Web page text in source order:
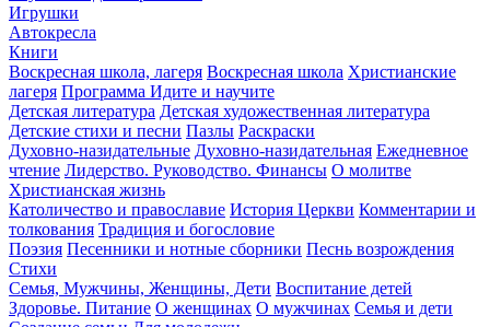
Игрушки
Автокресла
Книги
Воскресная школа, лагеря Воскресная школа Христианские
лагеря Программа Идите и научите
Детская литература Детская художественная литература
Детские стихи и песни Пазлы Раскраски
Духовно-назидательные Духовно-назидательная Ежедневное
чтение Лидерство. Руководство. Финансы О молитве
Христианская жизнь
Католичество и православие История Церкви Комментарии и
толкования Традиция и богословие
Поэзия Песенники и нотные сборники Песнь возрождения
Стихи
Семья, Мужчины, Женщины, Дети Воспитание детей
Здоровье. Питание О женщинах О мужчинах Семья и дети